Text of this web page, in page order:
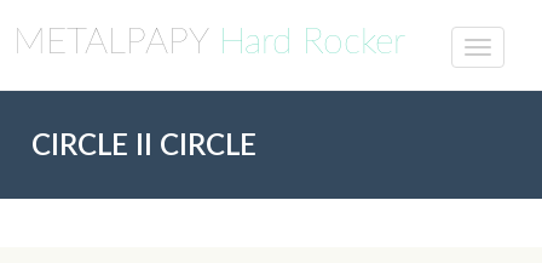
METALPAPY Hard Rocker
CIRCLE II CIRCLE